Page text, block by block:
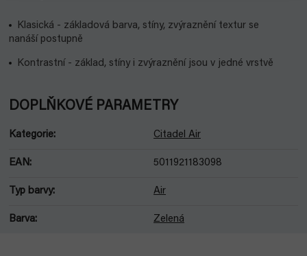
Klasická - základová barva, stíny, zvýraznění textur se
nanáší postupně
Kontrastní - základ, stíny i zvýraznění jsou v jedné vrstvě
DOPLŇKOVÉ PARAMETRY
Kategorie: Citadel Air
EAN: 5011921183098
Typ barvy: Air
Barva: Zelená